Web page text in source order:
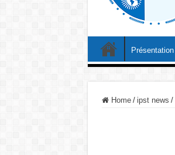
Présentation
Home / ipst news /